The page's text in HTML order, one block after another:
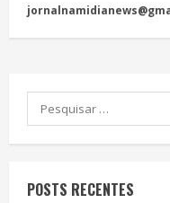
POSTS RECENTES